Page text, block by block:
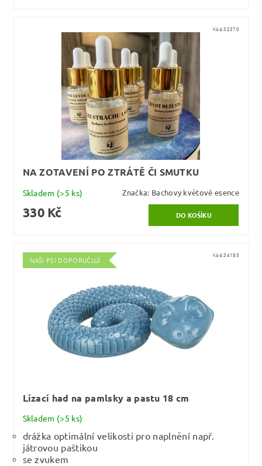
Kód:32370
NA ZOTAVENÍ PO ZTRÁTĚ ČI SMUTKU
Skladem (>5 ks) Značka: Bachovy květové esence
330 Kč
NAŠI PSI DOPORUČUJÍ
Kód:34185
Lízací had na pamlsky a pastu 18 cm
Skladem (>5 ks)
drážka optimální velikosti pro naplnění např.
játrovou paštikou
se zvukem